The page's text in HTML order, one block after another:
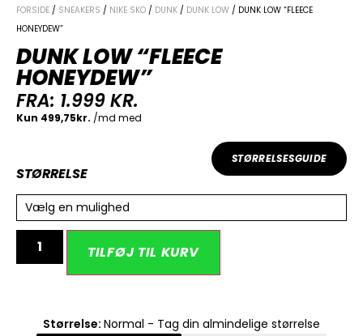
FORSIDE / SNEAKERS / NIKE SKO / DUNK / DUNK LOW / DUNK LOW “FLEECE
HONEYDEW”
DUNK LOW “FLEECE
HONEYDEW”
FRA: 1.999KR.
STØRRELSESGUIDE
STØRRELSE
Vælg en mulighed
TILFØJ TIL KURV
Størrelse: Normal - Tag din almindelige størrelse